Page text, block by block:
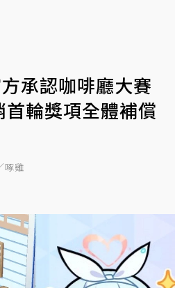
承認咖啡廳大賽
輪獎項全體補償
啄雞